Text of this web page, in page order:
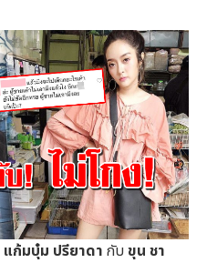
แก้มบุ๋ม ปรียาดา กับ ขุน ชา